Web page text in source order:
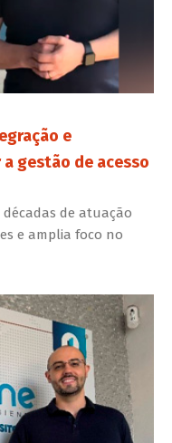
e
gestão de acesso
de atuação
e amplia foco no